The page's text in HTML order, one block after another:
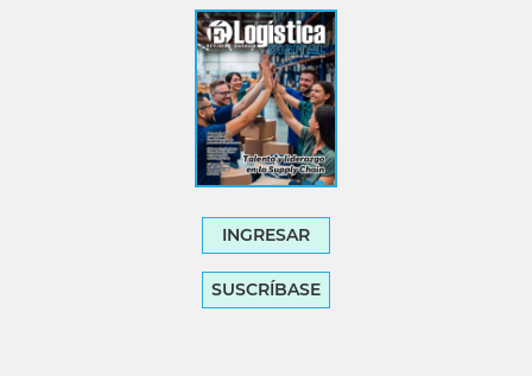
INGRESAR
SUSCRÍBASE